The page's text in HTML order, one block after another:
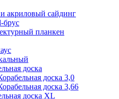
акриловый сайдинг
брус
планкен
доска
доска 3,0
доска 3,66
доска XL